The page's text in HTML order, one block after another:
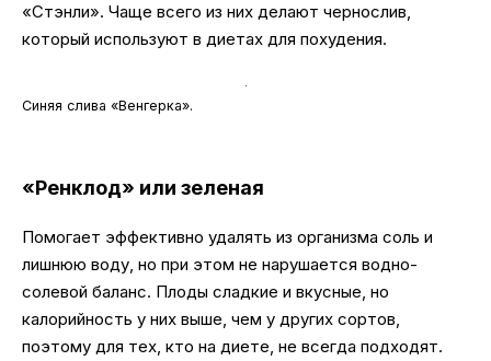
«Стэнли». Чаще всего из них делают чернослив,
который используют в диетах для похудения.
Синяя слива «Венгерка».
«Ренклод» или зеленая
Помогает эффективно удалять из организма соль и
лишнюю воду, но при этом не нарушается водно-
солевой баланс. Плоды сладкие и вкусные, но
калорийность у них выше, чем у других сортов,
поэтому для тех, кто на диете, не всегда подходят.